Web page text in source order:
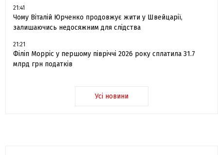
21:41
Чому Віталій Юрченко продовжує жити у Швейцарії,
залишаючись недосяжним для слідства
21:21
Філіп Морріс у першому півріччі 2026 року сплатила 31.7
млрд грн податків
Усі новини